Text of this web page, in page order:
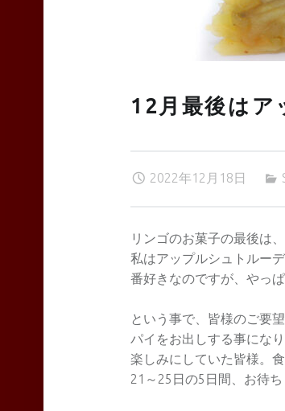
site
navigation
12月最後はア
2022年12月18日
リンゴのお菓子の最後は
私はアップルシュトルー
番好きなのですが、やっ
という事で、皆様のご要
パイをお出しする事になり
楽しみにしていた皆様。
21～25日の5日間、お待ち